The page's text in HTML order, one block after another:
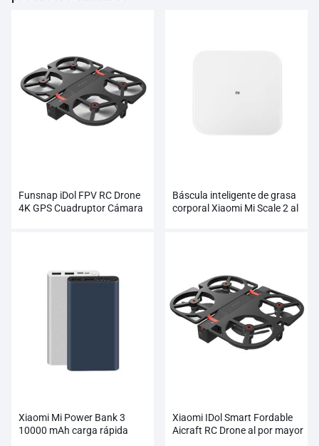
Funsnap iDol FPV RC Drone
4K GPS Cuadruptor Cámara
Báscula inteligente de grasa
corporal Xiaomi Mi Scale 2 al
Xiaomi Mi Power Bank 3
10000 mAh carga rápida
Xiaomi IDol Smart Fordable
Aicraft RC Drone al por mayor